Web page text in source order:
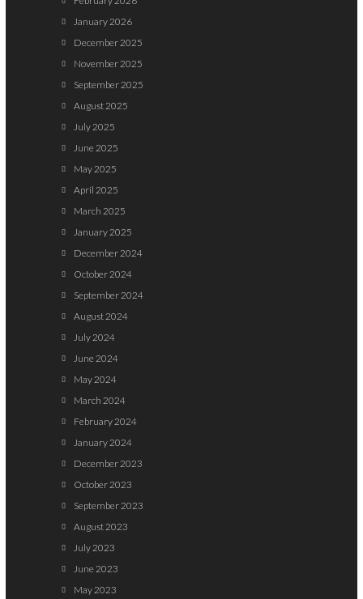
January 2026
December 2025
November 2025
September 2025
August 2025
July 2025
June 2025
May 2025
April 2025
March 2025
January 2025
December 2024
October 2024
September 2024
August 2024
July 2024
June 2024
May 2024
March 2024
February 2024
January 2024
December 2023
October 2023
September 2023
August 2023
July 2023
June 2023
May 2023